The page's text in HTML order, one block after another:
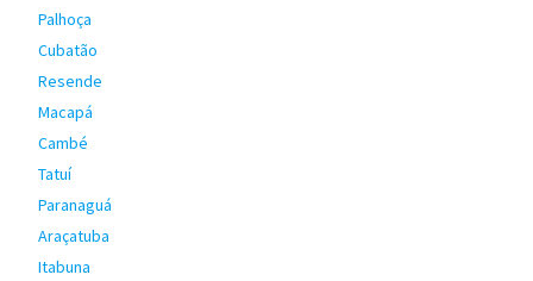
Palhoça
Cubatão
Resende
Macapá
Cambé
Tatuí
Paranaguá
Araçatuba
Itabuna